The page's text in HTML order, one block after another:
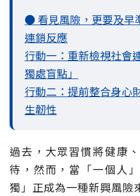
● 看見風險，更要及
連鎖反應
行動一：重新檢視社會
獨處盲點」
行動二：提前整合身心
生韌性
過去，大眾習慣將健康
待，然而，當「一個人
獨」正成為一種新興風險